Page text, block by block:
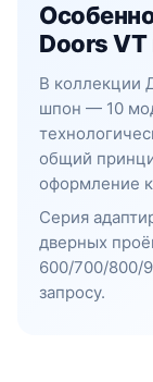
Doors
В коллекции
шпон — 10
общий
оформление
Серия
дверных
600/700/800/
запросу.